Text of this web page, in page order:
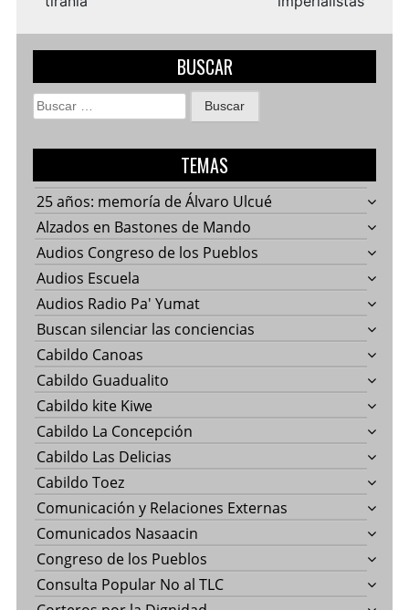
BUSCAR
Buscar:
TEMAS
25 años: memoría de Álvaro Ulcué
Alzados en Bastones de Mando
Audios Congreso de los Pueblos
Audios Escuela
Audios Radio Pa' Yumat
Buscan silenciar las conciencias
Cabildo Canoas
Cabildo Guadualito
Cabildo kite Kiwe
Cabildo La Concepción
Cabildo Las Delicias
Cabildo Toez
Comunicación y Relaciones Externas
Comunicados Nasaacin
Congreso de los Pueblos
Consulta Popular No al TLC